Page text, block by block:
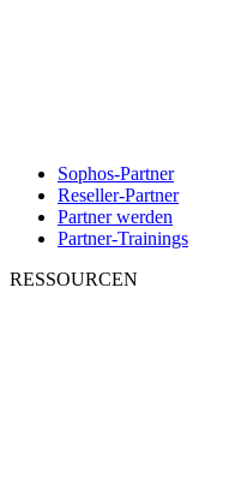
Sophos-Partner
Reseller-Partner
Partner werden
Partner-Trainings
RESSOURCEN